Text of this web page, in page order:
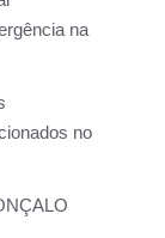
na
no